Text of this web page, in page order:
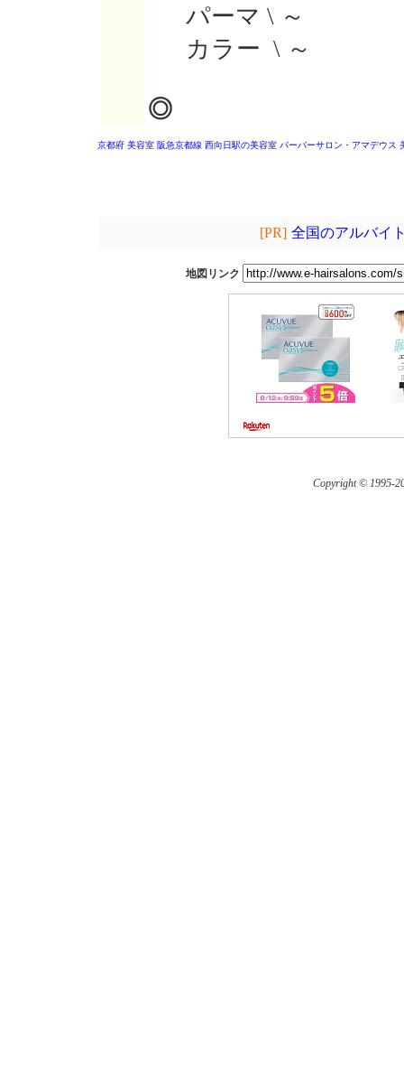
パーマ \ ～
カラー \ ～
◎
京都府 美容室 阪急京都線 西向日駅の美容室 バーバーサロン・アマデウス
[PR] 全国のアルバイ
地図リンク
Copyright © 1995-